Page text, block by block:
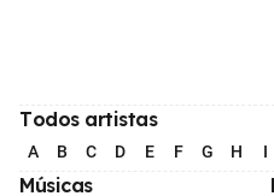
Todos artistas
A B C D E F G H I
Músicas